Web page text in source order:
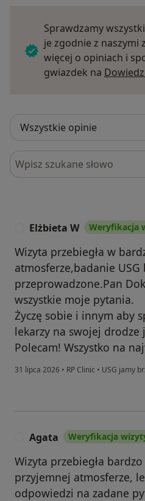
Sprawdzamy
je zgodnie z naszymi
więcej o opiniach i
gwiazdek na
Szukaj w opiniach
Elżbieta W Weryfikacja
Wizyta przebiegła w
atmosferze,badanie USG
przeprowadzone.Pan
wszystkie moje pytania.
Życzę sobie i innym aby
lekarzy na swojej drodze
Polecam! Wszystko na
31 lipca 2026 • RP Clinic • USG jamy
Agata Weryfikacja
Wizyta przebiegła
przyjemnej atmosferze,
odpowiedzi na zadane